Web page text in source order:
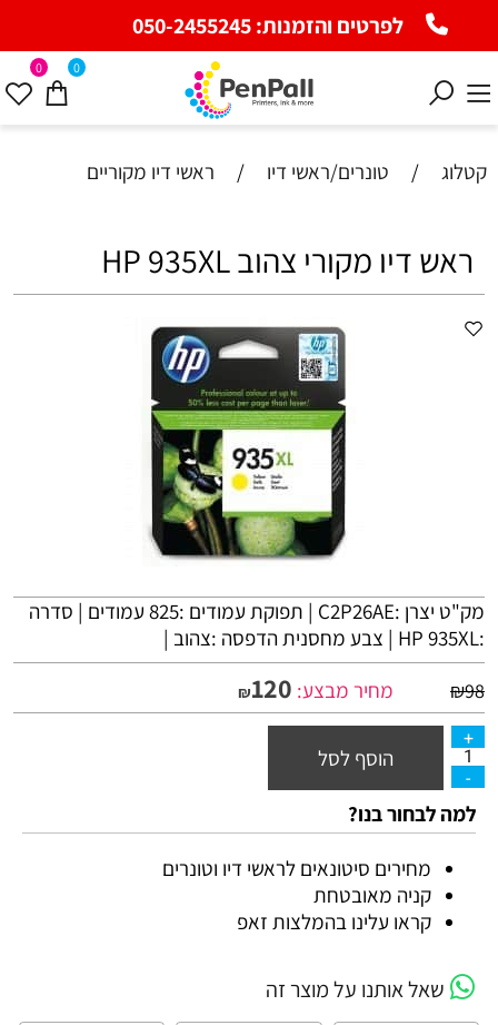
לפרטים והזמנות:050-2455245
0 0
קטלוג / טונרים/ראשי דיו / ראשי דיו מקוריים
ראש דיו מקורי צהוב HP 935XL
מק"ט יצרן :C2P26AE | תפוקת עמודים :825 עמודים | סדרה
:HP 935XL | צבע מחסנית הדפסה :צהוב |
₪98 מחיר מבצע: ₪120
הוסף לסל
למה לבחור בנו?
מחירים סיטונאים לראשי דיו וטונרים
קניה מאובטחת
קראו עלינו בהמלצות זאפ
שאל אותנו על מוצר זה